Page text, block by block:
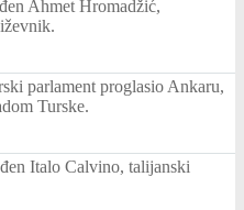
Ahmet Hromadžić,
parlament proglasio Ankaru,
Turske.
Italo Calvino, talijanski